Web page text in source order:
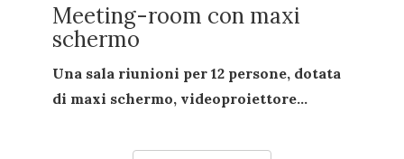
Meeting-room con maxi
schermo
Una sala riunioni per 12 persone, dotata
di maxi schermo, videoproiettore...